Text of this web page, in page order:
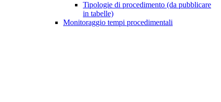
Tipologie di procedimento (da pubblicare
in tabelle)
Monitoraggio tempi procedimentali